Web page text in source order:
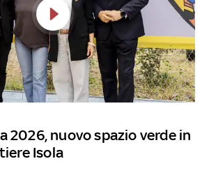
2026, nuovo spazio verde in
Isola